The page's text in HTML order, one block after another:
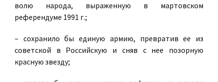
волю народа, выраженную в мартовском
референдуме 1991 г.;
– сохранило бы единую армию, превратив ее из
советской в Российскую и сняв с нее позорную
красную звезду;